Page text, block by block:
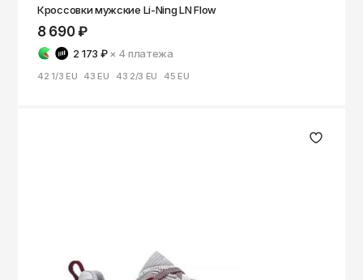
Кроссовки мужские Li-Ning LN Flow
8 690 ₽
2 173 ₽ × 4платежа
42 1/3 EU 43 EU 43 2/3 EU 45 EU